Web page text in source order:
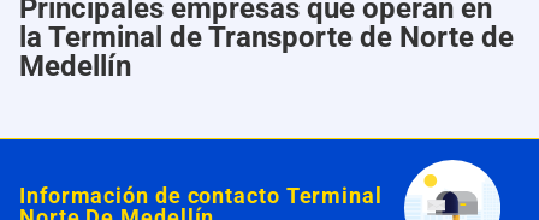
Principales empresas que operan en
la Terminal de Transporte de Norte de
Medellín
Información de contacto Terminal